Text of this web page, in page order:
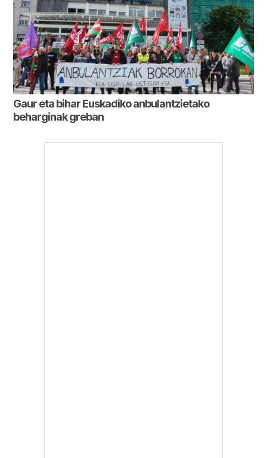
Gaur eta bihar Euskadiko anbulantzietako
beharginak greban